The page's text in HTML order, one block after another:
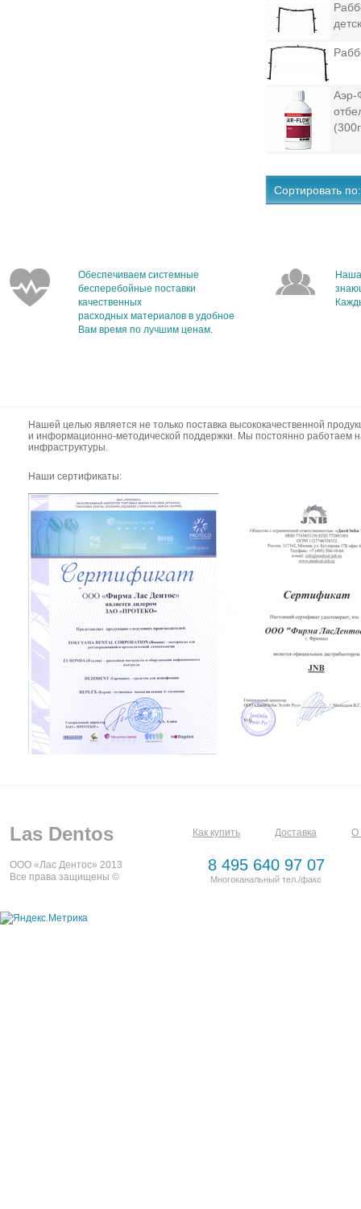
Аэр-
Сортировать по:
Обеспечиваем системные
бесперебойные поставки
качественных
расходных материалов в удобное
Вам время по лучшим ценам.
Нашей целью является не только поставка высококачественной
и информационно-методической поддержки. Мы постоянно работаем
инфраструктуры.
Наши сертификаты:
Las Dentos Как купить Доставка О
ООО «Лас Дентос» 2013
Все права защищены ©
8 495 640 97 07
Многоканальный тел./факс